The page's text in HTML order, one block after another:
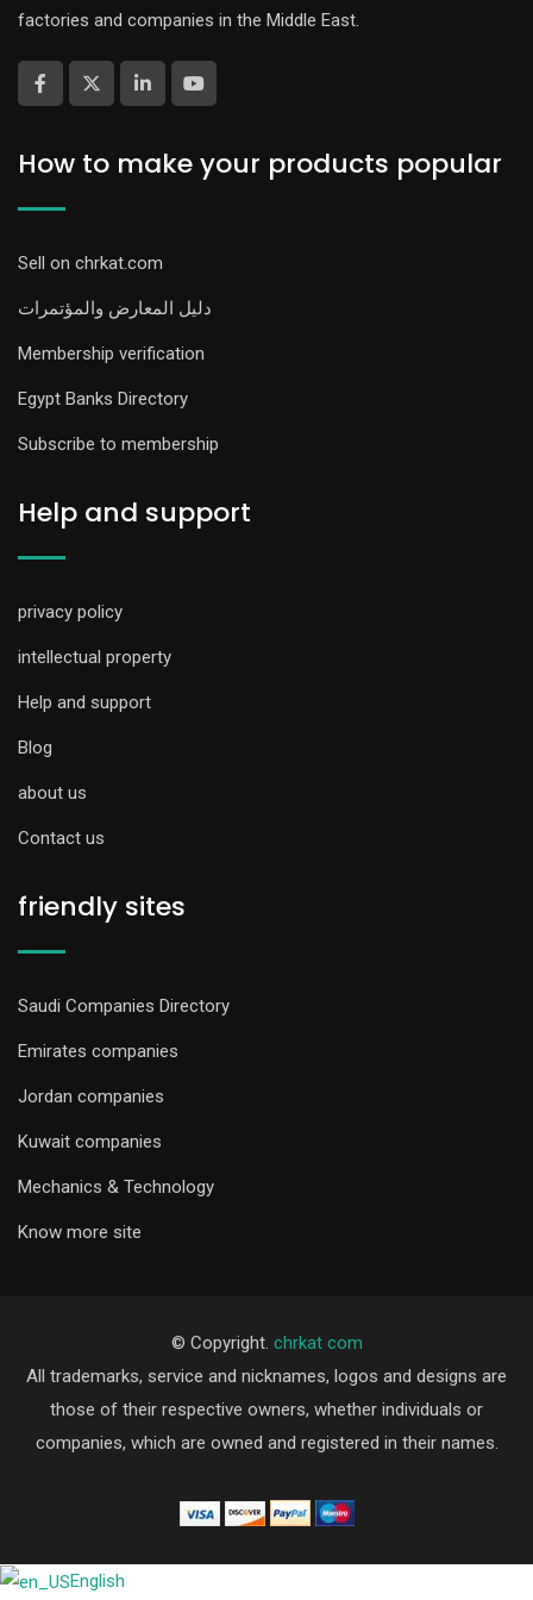
factories and companies in the Middle East.
How to make your products popular
Sell on chrkat.com
دليل المعارض والمؤتمرات
Membership verification
Egypt Banks Directory
Subscribe to membership
Help and support
privacy policy
intellectual property
Help and support
Blog
about us
Contact us
friendly sites
Saudi Companies Directory
Emirates companies
Jordan companies
Kuwait companies
Mechanics & Technology
Know more site
© Copyright. chrkat com
All trademarks, service and nicknames, logos and designs are
those of their respective owners, whether individuals or
companies, which are owned and registered in their names.
English